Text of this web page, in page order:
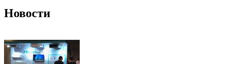
Новости